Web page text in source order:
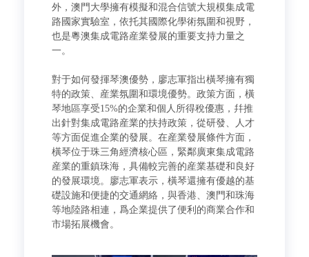
外，澳門大學擁有模擬和混合信號大規模集成電
路國家實驗室，依托其國際化學術氛圍和視野，
也是粵澳集成電路産業發展的重要支持力量之
一。
對于如何發揮琴澳優勢，廖志軍指出橫琴擁有獨
特的政策、産業氛圍和環境優勢。政策方面，橫
琴地區享受15%的企業和個人所得稅優惠，幷推
出針對集成電路産業的扶持政策，從研發、人才
等方面促進企業的發展。在産業發展條件方面，
橫琴位于珠三角經濟核心區，緊鄰廣東集成電路
産業的重鎮珠海，具備較完善的産業基礎和良好
的發展環境。廖志軍表示，橫琴還擁有優越的基
礎設施和便捷的交通網絡，與香港、澳門和珠海
等地陸路相連，爲企業提供了便利的商業合作和
市場拓展機會。